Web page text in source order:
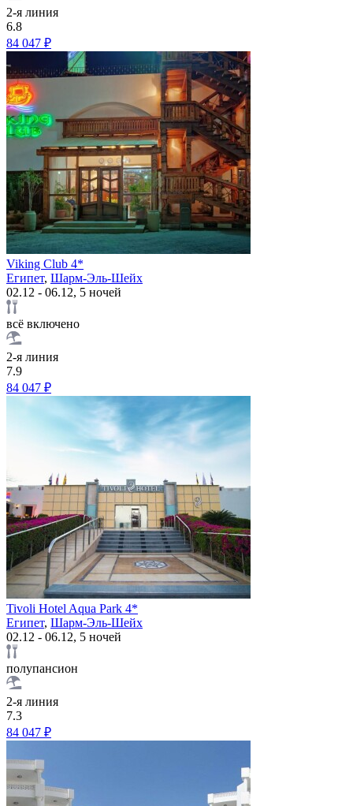
2-я линия
6.8
84 047 ₽
Viking Club 4*
Египет, Шарм-Эль-Шейх
02.12 - 06.12, 5 ночей
всё включено
2-я линия
7.9
84 047 ₽
Tivoli Hotel Aqua Park 4*
Египет, Шарм-Эль-Шейх
02.12 - 06.12, 5 ночей
полупансион
2-я линия
7.3
84 047 ₽